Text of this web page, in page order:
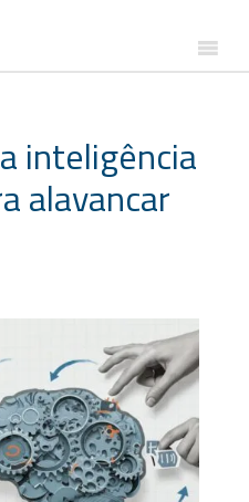
inteligência
alavancar